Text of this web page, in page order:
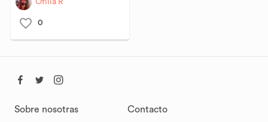
Ofilia R
0
Sobre nosotras
Contacto